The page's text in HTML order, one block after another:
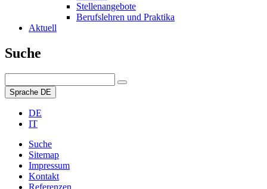
Stellenangebote
Berufslehren und Praktika
Aktuell
Suche
Sprache DE
DE
IT
Suche
Sitemap
Impressum
Kontakt
Referenzen